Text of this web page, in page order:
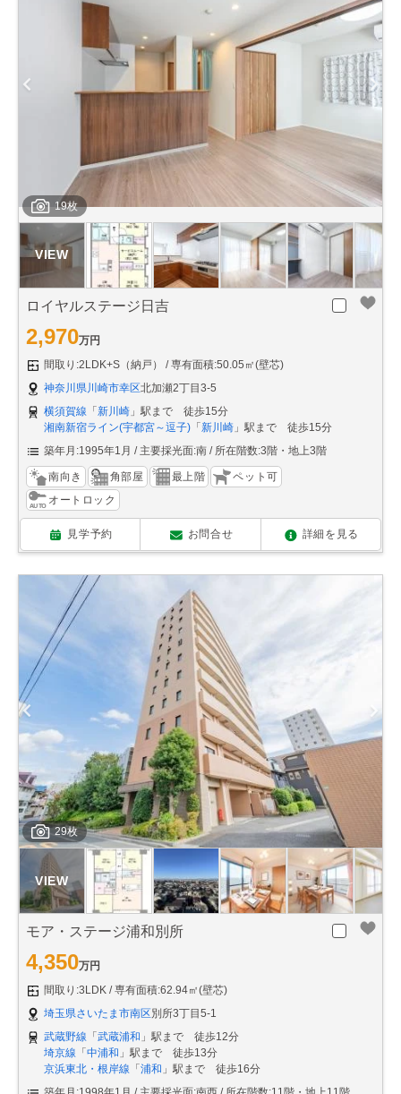
19枚
ロイヤルステージ日吉
2,970万円
間取り:2LDK+S（納戸）
専有面積:50.05㎡(壁芯)
神奈川県川崎市幸区北加瀬2丁目3-5
横須賀線 「新川崎 」駅まで 徒歩15分
湘南新宿ライン(宇都宮～逗子) 「新川崎 」駅まで 徒歩15分
築年月:1995年1月
主要採光面:南 所在階数:3階・地上3階
南向き 角部屋 最上階
ペット可
オートロック
見学予約 お問合せ 詳細を見る
29枚
モア・ステージ浦和別所
4,350万円
間取り:3LDK
専有面積:62.94㎡(壁芯)
埼玉県さいたま市南区別所3丁目5-1
武蔵野線 「 武蔵浦和 」駅まで 徒歩12分
埼京線 「 中浦和 」駅まで 徒歩13分
京浜東北・根岸線 「 浦和 」駅まで 徒歩16分